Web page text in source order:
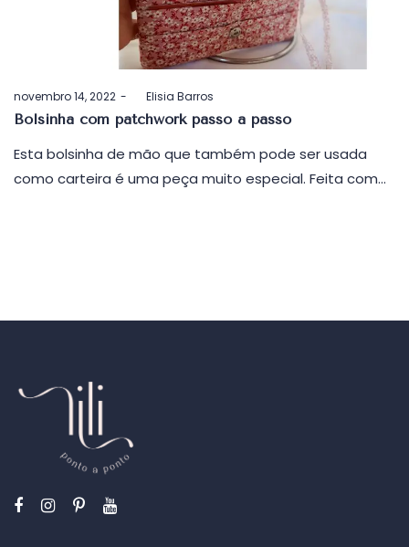
Postado
em
novembro 14, 2022 byElisia Barros
Bolsinha com patchwork passo a passo
Esta bolsinha de mão que também pode ser usada
como carteira é uma peça muito especial. Feita com…